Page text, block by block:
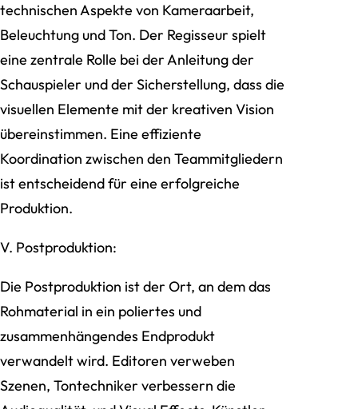
technischen Aspekte von Kameraarbeit,
Beleuchtung und Ton. Der Regisseur spielt
eine zentrale Rolle bei der Anleitung der
Schauspieler und der Sicherstellung, dass die
visuellen Elemente mit der kreativen Vision
übereinstimmen. Eine effiziente
Koordination zwischen den Teammitgliedern
ist entscheidend für eine erfolgreiche
Produktion.
V. Postproduktion:
Die Postproduktion ist der Ort, an dem das
Rohmaterial in ein poliertes und
zusammenhängendes Endprodukt
verwandelt wird. Editoren verweben
Szenen, Tontechniker verbessern die